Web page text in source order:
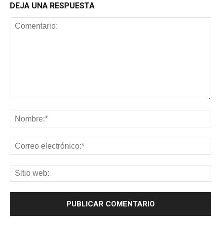
DEJA UNA RESPUESTA